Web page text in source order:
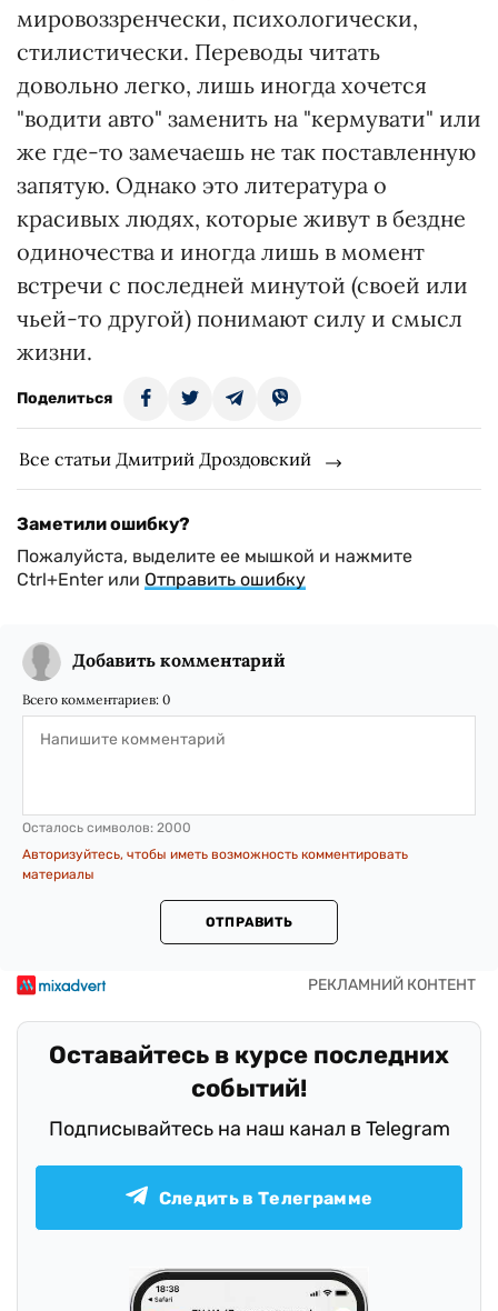
мировоззренчески, психологически,
стилистически. Переводы читать
довольно легко, лишь иногда хочется
"водити авто" заменить на "кермувати" или
же где-то замечаешь не так поставленную
запятую. Однако это литература о
красивых людях, которые живут в бездне
одиночества и иногда лишь в момент
встречи с последней минутой (своей или
чьей-то другой) понимают силу и смысл
жизни.
Поделиться
Все статьи Дмитрий Дроздовский
Заметили ошибку?
Пожалуйста, выделите ее мышкой и нажмите
Ctrl+Enter или Отправить ошибку
Добавить комментарий
Всего комментариев: 0
Осталось символов: 2000
Авторизуйтесь, чтобы иметь возможность комментировать
материалы
ОТПРАВИТЬ
Оставайтесь в курсе последних
событий!
Подписывайтесь на наш канал в Telegram
Следить в Телеграмме